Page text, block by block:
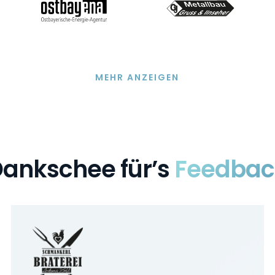
MEHR ANZEIGEN
für’s